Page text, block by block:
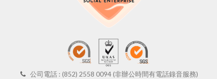
公司電話 : (852) 2558 0094 (非辦公時間有電話錄音服務)